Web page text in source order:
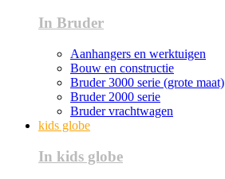
In Bruder
Aanhangers en werktuigen
Bouw en constructie
Bruder 3000 serie (grote maat)
Bruder 2000 serie
Bruder vrachtwagen
kids globe
In kids globe